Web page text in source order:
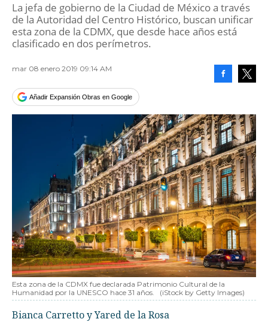
La jefa de gobierno de la Ciudad de México a través
de la Autoridad del Centro Histórico, buscan unificar
esta zona de la CDMX, que desde hace años está
clasificado en dos perímetros.
mar 08 enero 2019 09:14 AM
Añadir Expansión Obras en Google
Esta zona de la CDMX fue declarada Patrimonio Cultural de la
Humanidad por la UNESCO hace 31 años.
(iStock by Getty Images)
Bianca Carretto y Yared de la Rosa